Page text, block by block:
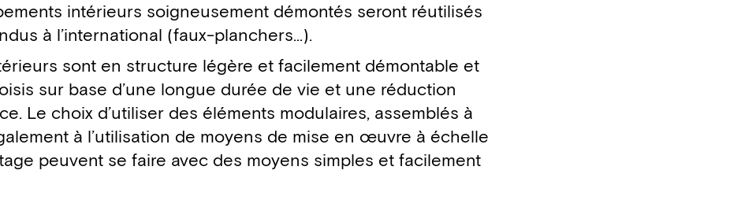
intérieurs soigneusement démontés seront réutilisés
à l’international (faux-planchers…).
sont en structure légère et facilement démontable et
sur base d’une longue durée de vie et une réduction
Le choix d’utiliser des éléments modulaires, assemblés à
à l’utilisation de moyens de mise en œuvre à échelle
peuvent se faire avec des moyens simples et facilement